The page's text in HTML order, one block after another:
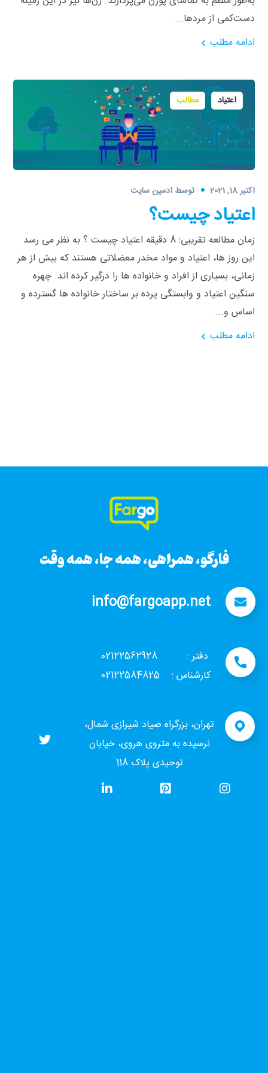
دست‌کمی از مردها...
ادامه مطلب
اعتیاد مطالب
اکتبر 18, 2021 توسطادمین سایت
اعتیاد چیست؟
زمان مطالعه تقریبی: 8 دقیقه اعتیاد چیست ؟ به نظر می رسد
این روز ها، اعتیاد و مواد مخدر معضلاتی هستند که بیش از هر
زمانی، بسیاری از افراد و خانواده ها را درگیر کرده اند. چهره
سنگین اعتیاد و وابستگی پرده بر ساختار خانواده ها گسترده و
اساس و...
ادامه مطلب
فارگو، همراهی، همه جا، همه وقت
info@fargoapp.net
دفتر : 02122562928
کارشناس : 02122584825
تهران، بزرگراه صیاد شیرازی شمال،
نرسیده به متروی هروی، خیابان
توحیدی پلاک 118